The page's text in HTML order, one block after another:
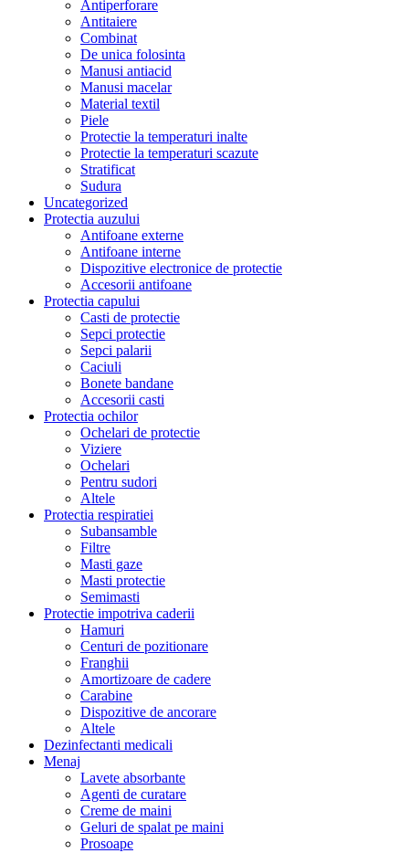
Antiperforare
Antitaiere
Combinat
De unica folosinta
Manusi antiacid
Manusi macelar
Material textil
Piele
Protectie la temperaturi inalte
Protectie la temperaturi scazute
Stratificat
Sudura
Uncategorized
Protectia auzului
Antifoane externe
Antifoane interne
Dispozitive electronice de protectie
Accesorii antifoane
Protectia capului
Casti de protectie
Sepci protectie
Sepci palarii
Caciuli
Bonete bandane
Accesorii casti
Protectia ochilor
Ochelari de protectie
Viziere
Ochelari
Pentru sudori
Altele
Protectia respiratiei
Subansamble
Filtre
Masti gaze
Masti protectie
Semimasti
Protectie impotriva caderii
Hamuri
Centuri de pozitionare
Franghii
Amortizoare de cadere
Carabine
Dispozitive de ancorare
Altele
Dezinfectanti medicali
Menaj
Lavete absorbante
Agenti de curatare
Creme de maini
Geluri de spalat pe maini
Prosoape